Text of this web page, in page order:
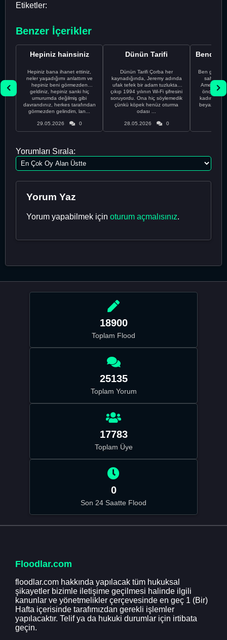
Etiketler:
Benzer İçerikler
Hepiniz hainsiniz
Hepiniz bana ihanet ettiniz,
neler yaşadığımı anlattım ve
hepiniz beni görmezden
geldiniz, hepiniz sanki hiç
umurumda değilmiş gibi
davrandınız, herkes tarafından
görmezden gelindim, lan...
29.05.2026 0
Dünün Tarifi
Dünün Tarifi Çorba her
kaynadığında, Jeremy adında
ufak tefek bir adam tuzluktan
çıkıp 1994 yılının Wi-Fi şifresini
soruyordu. Ona hiç söylemedik
çünkü köpek henüz oturma
odası ...
28.05.2026 0
Ben gururlu
sahip
önce
kadınla
beyaz
Yorumları Sırala:
Yorum Yaz
Yorum yapabilmek için oturum açmalısınız.
18900
Toplam Flood
25135
Toplam Yorum
17783
Toplam Üye
0
Son 24 Saatte Flood
Floodlar.com
floodlar.com hakkında yapılacak tüm hukuksal
şikayetler bizimle iletişime geçilmesi halinde ilgili
kanunlar ve yönetmelikler çerçevesinde en geç 1 (Bir)
Hafta içerisinde tarafımızdan gerekli işlemler
yapılacaktır. Telif ya da hukuki durumlar için irtibata
geçin.